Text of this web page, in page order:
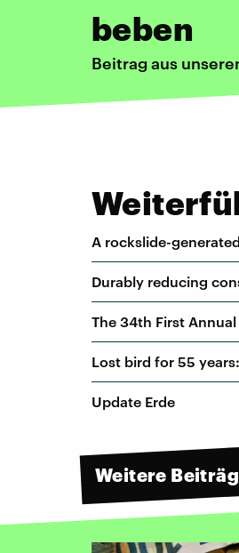
beben
Beitrag aus
A rockslide-
Durably reducing
The 34th First
Lost bird for 55
Update Erde
Weitere